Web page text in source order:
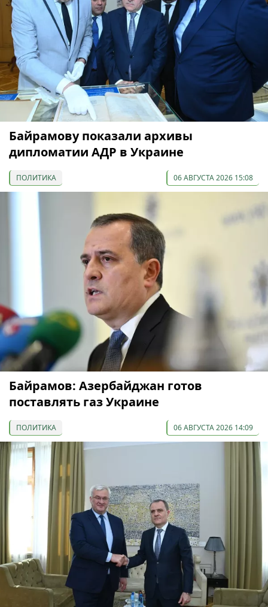
Байрамову показали архивы
дипломатии АДР в Украине
ПОЛИТИКА 06 АВГУСТА 2026 15:08
Байрамов: Азербайджан готов
поставлять газ Украине
ПОЛИТИКА 06 АВГУСТА 2026 14:09